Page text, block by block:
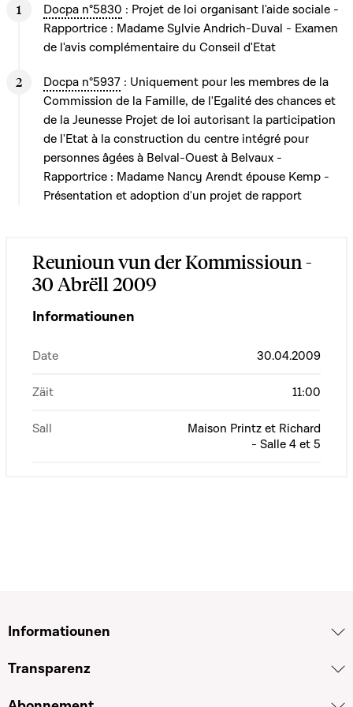
Docpa n°5830 : Projet de loi organisant l'aide sociale -
Rapportrice : Madame Sylvie Andrich-Duval - Examen
de l'avis complémentaire du Conseil d'Etat
Docpa n°5937 : Uniquement pour les membres de la
Commission de la Famille, de l'Egalité des chances et
de la Jeunesse Projet de loi autorisant la participation
de l'Etat à la construction du centre intégré pour
personnes âgées à Belval-Ouest à Belvaux -
Rapportrice : Madame Nancy Arendt épouse Kemp -
Présentation et adoption d'un projet de rapport
Reunioun vun der Kommissioun -
30 Abrëll 2009
Informatiounen
Date 30.04.2009
Zäit 11:00
Sall
Maison Printz et Richard
- Salle 4 et 5
Informatiounen
Transparenz